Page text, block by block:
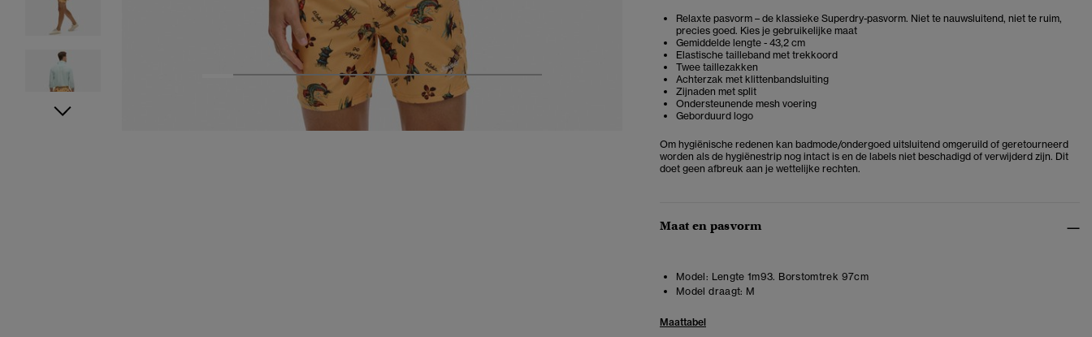
4 5 6 7 8 9
Relaxte pasvorm – de klassieke Superdry-pasvorm. Niet te nauwsluitend, niet te ruim,
precies goed. Kies je gebruikelijke maat
Gemiddelde lengte - 43,2 cm
Elastische tailleband met trekkoord
Twee taillezakken
Achterzak met klittenbandsluiting
Zijnaden met split
Ondersteunende mesh voering
Geborduurd logo
Om hygiënische redenen kan badmode/ondergoed uitsluitend omgeruild of geretourneerd
worden als de hygiënestrip nog intact is en de labels niet beschadigd of verwijderd zijn. Dit
doet geen afbreuk aan je wettelijke rechten.
Maat en pasvorm
Model: Lengte 1m93. Borstomtrek 97cm
Model draagt: M
Maattabel